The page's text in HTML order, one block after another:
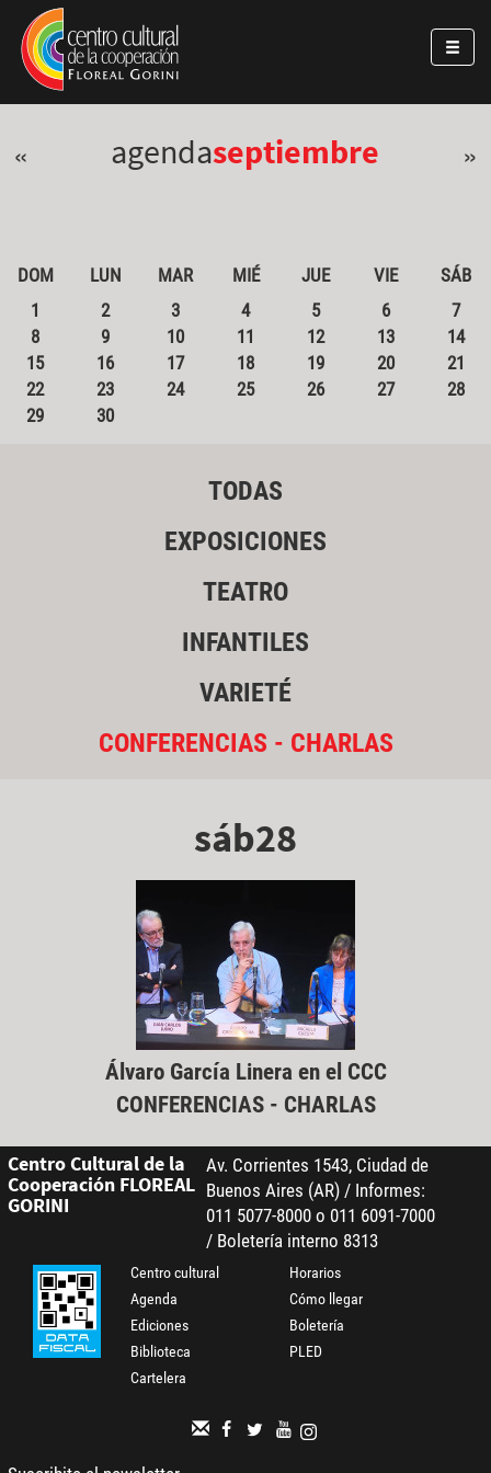
Pasar al contenido principal
Jump to main content
« agendaseptiembre »
DOM LUN MAR MIÉ JUE VIE
SÁB
1
2 3 4 5 6
7
8
9 10 11 12 13
14
15
16 17 18 19 20
21
22
23 24 25 26 27
28
29
30
TODAS
EXPOSICIONES
TEATRO
INFANTILES
VARIETÉ
CONFERENCIAS - CHARLAS
sáb28
Álvaro García Linera en el CCC
CONFERENCIAS - CHARLAS
Centro Cultural de la
Cooperación FLOREAL
GORINI
Av. Corrientes 1543, Ciudad de
Buenos Aires (AR) / Informes:
011 5077-8000 o 011 6091-7000
/ Boletería interno 8313
Centro cultural
Agenda
Ediciones
Biblioteca
Cartelera
Horarios
Cómo llegar
Boletería
PLED